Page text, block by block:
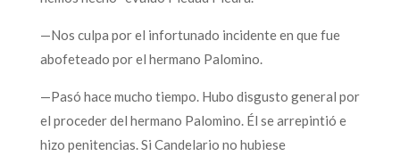
—Nos culpa por el infortunado incidente en que fue
abofeteado por el hermano Palomino.
—Pasó hace mucho tiempo. Hubo disgusto general por
el proceder del hermano Palomino. Él se arrepintió e
hizo penitencias. Si Candelario no hubiese